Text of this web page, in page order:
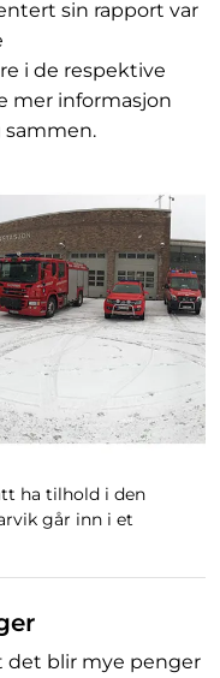
sin rapport var
i de respektive
mer informasjon
sammen.
ha tilhold i den
går inn i et
det blir mye penger